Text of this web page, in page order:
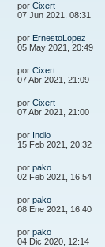
por Cixert
07 Jun 2021, 08:31
por ErnestoLopez
05 May 2021, 20:49
por Cixert
07 Abr 2021, 21:09
por Cixert
07 Abr 2021, 21:00
por Indio
15 Feb 2021, 20:32
por pako
02 Feb 2021, 16:54
por pako
08 Ene 2021, 16:40
por pako
04 Dic 2020, 12:14